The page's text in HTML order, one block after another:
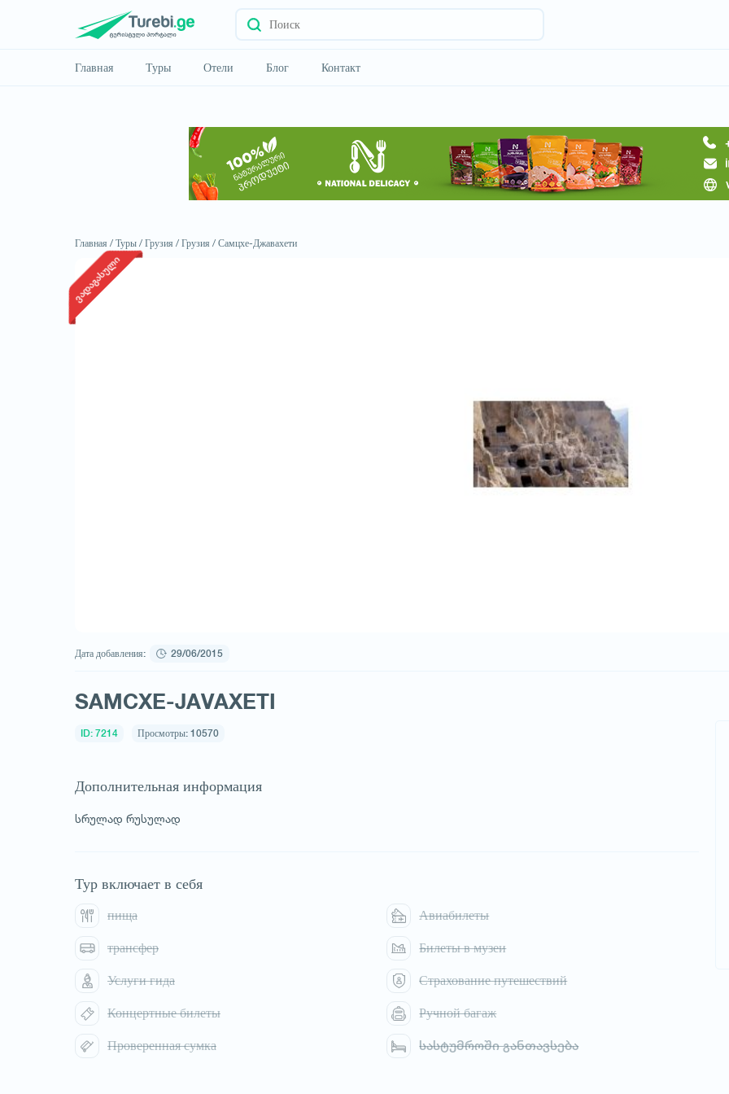
Главная Туры Отели Блог Контакт
Запросить тур
Главная / Туры / Грузия / Грузия / Самцхе-Джавахети
ვადაგასული
Дата добавления: 29/06/2015
SAMCXE-JAVAXETI
ID: 7214 Просмотры: 10570
Дополнительная информация
სრულად რუსულად
Тур включает в себя
пища Авиабилеты
трансфер Билеты в музеи
Услуги гида Страхование путешествий
Концертные билеты Ручной багаж
Проверенная сумка სასტუმროში განთავსება